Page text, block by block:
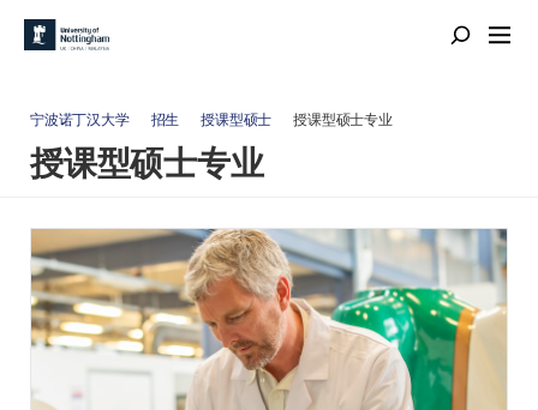
宁波诺丁汉大学 招生 授课型硕士 授课型硕士专业
授课型硕士专业